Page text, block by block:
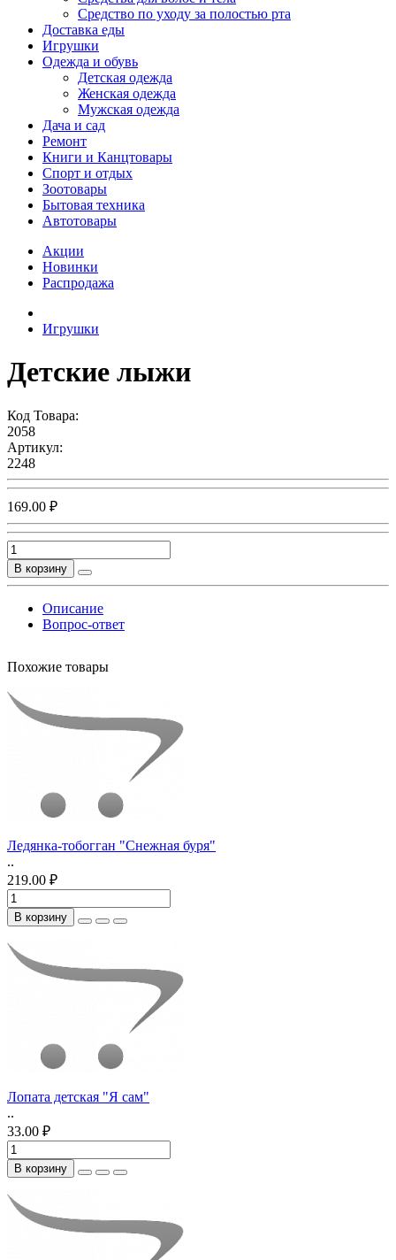
Средство по уходу за полостью рта
Доставка еды
Игрушки
Одежда и обувь
Детская одежда
Женская одежда
Мужская одежда
Дача и сад
Ремонт
Книги и Канцтовары
Спорт и отдых
Зоотовары
Бытовая техника
Автотовары
Акции
Новинки
Распродажа
Игрушки
Детские лыжи
Код Товара:
2058
Артикул:
2248
169.00 ₽
В корзину
Описание
Вопрос-ответ
Похожие товары
Ледянка-тобогган "Снежная буря"
..
219.00 ₽
В корзину
Лопата детская "Я сам"
..
33.00 ₽
В корзину